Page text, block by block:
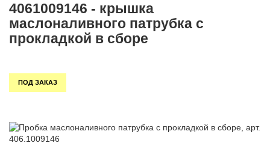
Контакты
Доставка
Гарантии
Автомобили
4061009146 - крышка
маслоналивного патрубка с
прокладкой в сборе
ПОД ЗАКАЗ